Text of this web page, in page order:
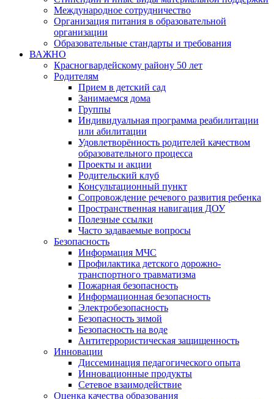
Международное сотрудничество
Организация питания в образовательной
организации
Образовательные стандарты и требования
ВАЖНО
Красногвардейскому району 50 лет
Родителям
Прием в детский сад
Занимаемся дома
Группы
Индивидуальная программа реабилитации
или абилитации
Удовлетворённость родителей качеством
образовательного процесса
Проекты и акции
Родительский клуб
Консультационный пункт
Сопровождение речевого развития ребенка
Пространственная навигация ДОУ
Полезные ссылки
Часто задаваемые вопросы
Безопасность
Информация МЧС
Профилактика детского дорожно-
транспортного травматизма
Пожарная безопасность
Информационная безопасность
Электробезопасность
Безопасность зимой
Безопасность на воде
Антитеррористическая защищенность
Инновации
Диссеминация педагогического опыта
Инновационные продукты
Сетевое взаимодействие
Оценка качества образования